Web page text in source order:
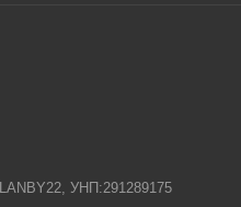
УНП:291289175